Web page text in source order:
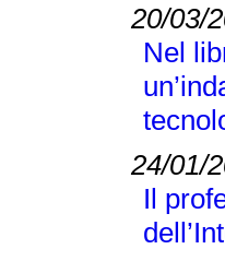
20/03/
Nel
24/01/
Il